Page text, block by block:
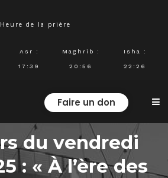
Heure de la prière
Asr :
17:39
Maghrib :
20:56
Isha :
22:26
Faire un don
du vendredi
: « À l’ère des